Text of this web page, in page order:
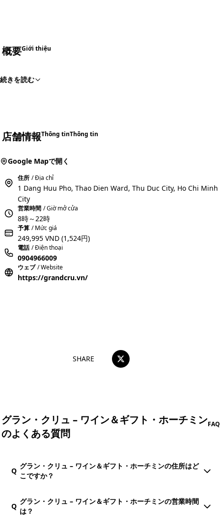
概要Giới thiệu
続きを読む
店舗情報Thông tinThông tin
Google Mapで開く
住所 / Địa chỉ
1 Dang Huu Pho, Thao Dien Ward, Thu Duc City, Ho Chi Minh
City
営業時間 / Giờ mở cửa
8時～22時
予算 / Mức giá
249,995 VND (1,524円)
電話 / Điện thoại
0904966009
ウェブ / Website
https://grandcru.vn/
SHARE
グラン・クリュ – ワイン＆ギフト・ホーチミン
のよくある質問
FAQ
Q
グラン・クリュ – ワイン＆ギフト・ホーチミンの住所はど
こですか？
Q
グラン・クリュ – ワイン＆ギフト・ホーチミンの営業時間
は？